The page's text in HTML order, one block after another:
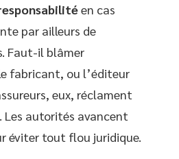
en cas
par ailleurs de
Faut-il blâmer
fabricant, ou l’éditeur
eux, réclament
Les autorités avancent
éviter tout flou juridique.